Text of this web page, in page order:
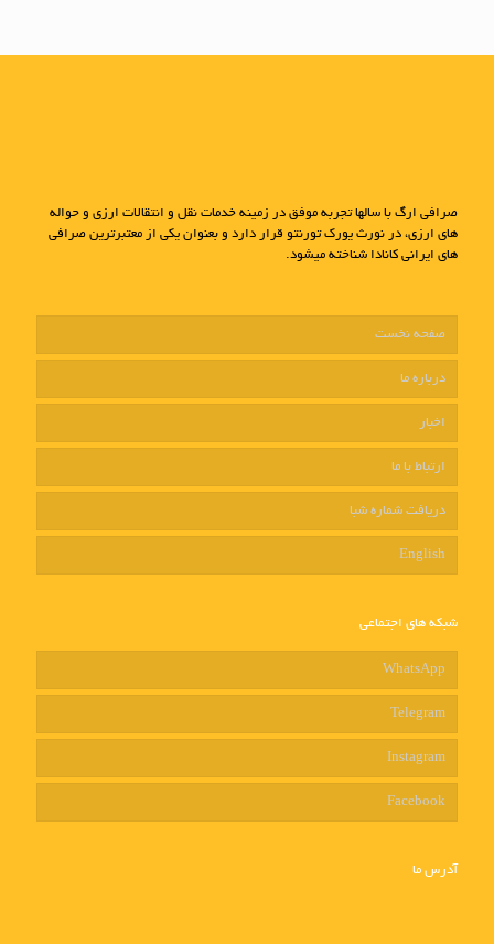
صرافی ارگ با سالها تجربه موفق در زمینه خدمات نقل و انتقالات ارزی و حواله
های ارزی، در نورث یورک تورنتو قرار دارد و بعنوان یکی از معتبرترین صرافی
های ایرانی کانادا شناخته میشود.
صفحه نخست
درباره ما
اخبار
ارتباط با ما
دریافت شماره شبا
English
شبکه های اجتماعی
WhatsApp
Telegram
Instagram
Facebook
آدرس ما